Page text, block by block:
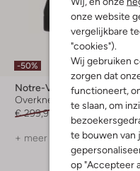
onze website
vergelijkbare
"cookies").
Wij gebruiken
zorgen dat
functioneert,
te slaan, om
te bouwen van
op "Accepteer
-50%
Notre-V
Overknee laarzen
€ 299,95
€ 149,99
+ meer kleuren